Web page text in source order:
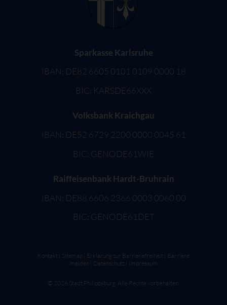
Sparkasse Karlsruhe
IBAN: DE82 6605 0101 0109 0000 18
BIC: KARSDE66XXX
Volksbank Kraichgau
IBAN: DE52 6729 2200 0000 0045 61
BIC: GENODE61WIE
Raiffeisenbank Hardt-Bruhrain
IBAN: DE88 6606 2366 0003 0060 00
BIC: GENODE61DET
© 2026 Stadt Philippsburg. Alle Rechte vorbehalten.
Kontakt Sitemap Erklärung zur Barrierefreiheit Barriere
melden
DatenschutzI Impressum